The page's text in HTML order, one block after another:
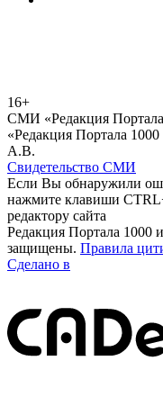
16+
СМИ «Редакция
«Редакция Портала
А.В.
Свидетельство СМИ
Если Вы обнаружили
нажмите клавиши
редактору сайта
Редакция Портала 1000
защищены. Правила
Сделано в